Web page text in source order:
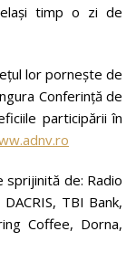
timp o zi de
lor pornește de
Conferință de
participării în
sprijinită de: Radio
TBI Bank,
Coffee, Dorna,